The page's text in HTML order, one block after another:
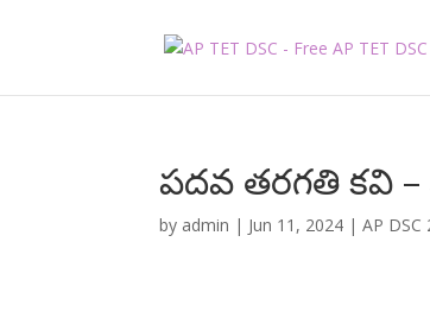
పదవ తరగతి కవి –
by admin | Jun 11, 2024 |AP DSC